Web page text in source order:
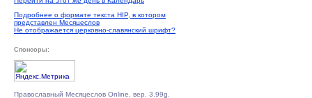
Подробнее о формате текста HIP, в котором
представлен Месяцеслов
Не отображается церковно-славянский шрифт?
Спонсоры:
Православный Месяцеслов Online, вер. 3.99g.